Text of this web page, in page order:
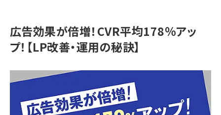
広告効果が倍増！CVR平均178％アッ
プ！【LP改善・運用の秘訣】